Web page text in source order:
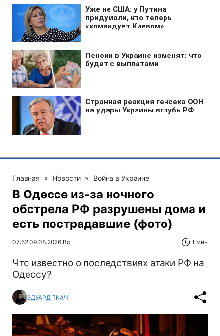
Главная » Новости » Война в Украине
В Одессе из-за ночного
обстрела РФ разрушены дома и
есть пострадавшие (фото)
07:52 09.08.2026 Вс 1 мин
Что известно о последствиях атаки РФ на
Одессу?
ЭДУАРД ТКАЧ